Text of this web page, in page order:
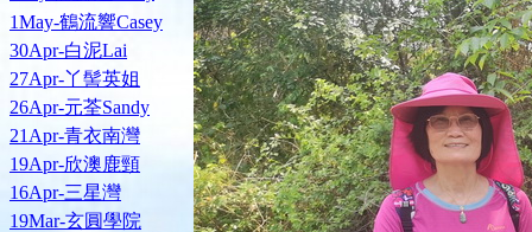
1May-鶴流響Casey
30Apr-白泥Lai
27Apr-丫髻英姐
26Apr-元荃Sandy
21Apr-青衣南灣
19Apr-欣澳鹿頸
16Apr-三星灣
19Mar-玄圓學院